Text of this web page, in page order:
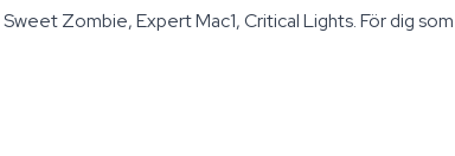
Zombie, Expert Mac1, Critical Lights. För dig